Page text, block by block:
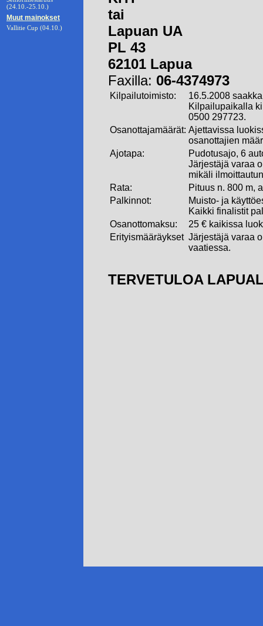
(24.10.-25.10.)
Muut mainokset
Vallitie Cup (04.10.)
tai
Lapuan UA
PL 43
62101 Lapua
Faxilla: 06-4374973
Kilpailutoimisto:
16.5.2008
Kilpailupaikalla
0500 297723.
Osanottajamäärät: Ajettavissa
osanottajien
Ajotapa:
Pudotusajo, 6
Järjestäjä varaa
mikäli
Rata:
Pituus n. 800 m,
Palkinnot:
Muisto- ja
Kaikki finalistit
Osanottomaksu:
25 € kaikissa
Erityismääräykset Järjestäjä varaa
vaatiessa.
TERVETULOA